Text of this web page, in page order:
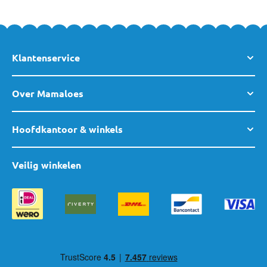
Klantenservice
Over Mamaloes
Hoofdkantoor & winkels
Veilig winkelen